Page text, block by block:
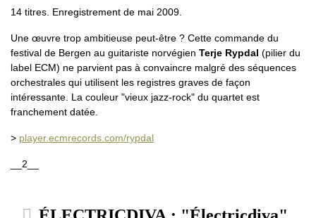
14 titres. Enregistrement de mai 2009.
Une œuvre trop ambitieuse peut-être ? Cette commande du
festival de Bergen au guitariste norvégien Terje Rypdal (pilier du
label ECM) ne parvient pas à convaincre malgré des séquences
orchestrales qui utilisent les registres graves de façon
intéressante. La couleur "vieux jazz-rock" du quartet est
franchement datée.
> player.ecmrecords.com/rypdal
__2__